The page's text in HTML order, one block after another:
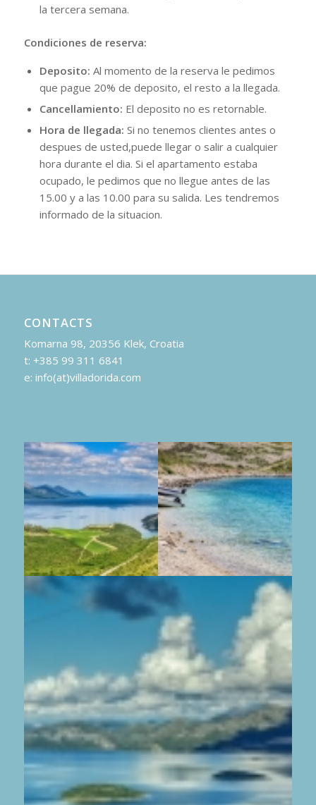
la tercera semana.
Condiciones de reserva:
Deposito: Al momento de la reserva le pedimos
que pague 20% de deposito, el resto a la llegada.
Cancellamiento: El deposito no es retornable.
Hora de llegada: Si no tenemos clientes antes o
despues de usted,puede llegar o salir a cualquier
hora durante el dia. Si el apartamento estaba
ocupado, le pedimos que no llegue antes de las
15.00 y a las 10.00 para su salida. Les tendremos
informado de la situacion.
CONTACTS
Komarna 98, 20356 Klek, Croatia
t: +385 99 311 6841
e: info(at)villadorida.com